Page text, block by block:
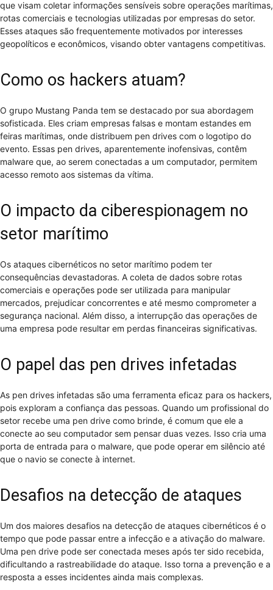
que visam coletar informações sensíveis sobre operações marítimas,
rotas comerciais e tecnologias utilizadas por empresas do setor.
Esses ataques são frequentemente motivados por interesses
geopolíticos e econômicos, visando obter vantagens competitivas.
Como os hackers atuam?
O grupo Mustang Panda tem se destacado por sua abordagem
sofisticada. Eles criam empresas falsas e montam estandes em
feiras marítimas, onde distribuem pen drives com o logotipo do
evento. Essas pen drives, aparentemente inofensivas, contêm
malware que, ao serem conectadas a um computador, permitem
acesso remoto aos sistemas da vítima.
O impacto da ciberespionagem no
setor marítimo
Os ataques cibernéticos no setor marítimo podem ter
consequências devastadoras. A coleta de dados sobre rotas
comerciais e operações pode ser utilizada para manipular
mercados, prejudicar concorrentes e até mesmo comprometer a
segurança nacional. Além disso, a interrupção das operações de
uma empresa pode resultar em perdas financeiras significativas.
O papel das pen drives infetadas
As pen drives infetadas são uma ferramenta eficaz para os hackers,
pois exploram a confiança das pessoas. Quando um profissional do
setor recebe uma pen drive como brinde, é comum que ele a
conecte ao seu computador sem pensar duas vezes. Isso cria uma
porta de entrada para o malware, que pode operar em silêncio até
que o navio se conecte à internet.
Desafios na detecção de ataques
Um dos maiores desafios na detecção de ataques cibernéticos é o
tempo que pode passar entre a infecção e a ativação do malware.
Uma pen drive pode ser conectada meses após ter sido recebida,
dificultando a rastreabilidade do ataque. Isso torna a prevenção e a
resposta a esses incidentes ainda mais complexas.